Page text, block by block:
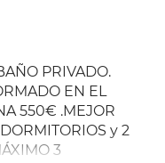
PRIVADO.
EN EL
550€ .MEJOR
y 2
3